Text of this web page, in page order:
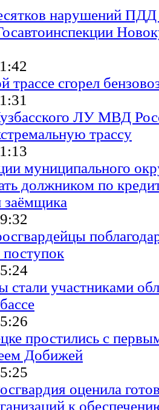
нарушений
трассе сгорел
ЛУ МВД
трассу
муниципального
должником по
заёмщика
стали участниками
простились с
Добижей
оценила
к